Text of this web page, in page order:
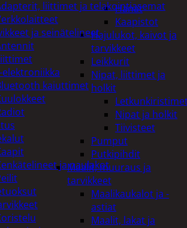
Hanat
Kaapistot
Hajulukot, kaivot ja
tarvikkeet
Leikkurit
Nipat, liittimet ja
holkit
Nipat ja holkit
Tiivisteet
Pumput
Putkipihdit
Maalit, muuraus ja
tarvikkeet
Maalikaukalot ja -
astiat
Maalit, lakat ja
liittimet ja telakointiasemat
ja seinätelineet
elektroniikka
kaiuttimet
ja naulakot